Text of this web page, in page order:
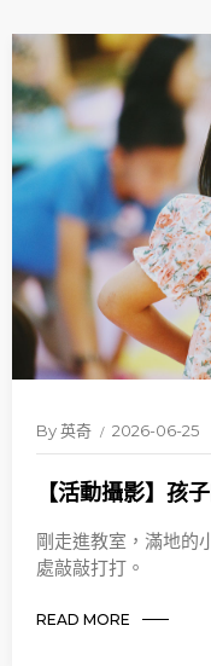
By英奇 2026-06-25
【活動攝影】孩
剛走進教室，滿地的
處敲敲打打。
READ MORE